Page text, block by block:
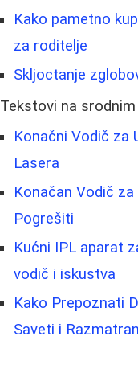
Kako pametno
za roditelje
Skljoctanje
Tekstovi na
Konačni Vodič za
Lasera
Konačan Vodič
Pogrešiti
Kućni IPL aparat
vodič i iskustva
Kako Prepoznati
Saveti i